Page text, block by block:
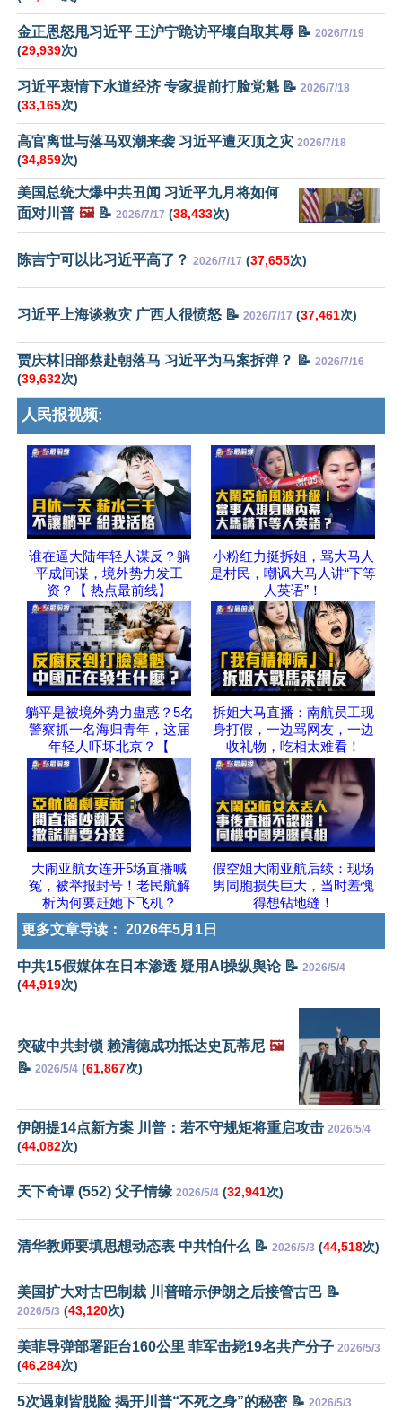
金正恩怒甩习近平 王沪宁跪访平壤自取其辱 📝 2026/7/19
(29,939次)
习近平衷情下水道经济 专家提前打脸党魁 📝 2026/7/18
(33,165次)
高官离世与落马双潮来袭 习近平遭灭顶之灾 2026/7/18
(34,859次)
美国总统大爆中共丑闻 习近平九月将如何
面对川普 🖼️📝 2026/7/17 (38,433次)
陈吉宁可以比习近平高了？ 2026/7/17 (37,655次)
习近平上海谈救灾 广西人很愤怒 📝 2026/7/17 (37,461次)
贾庆林旧部蔡赴朝落马 习近平为马案拆弹？ 📝 2026/7/16
(39,632次)
人民报视频:
谁在逼大陆年轻人谋反？躺
平成间谍，境外势力发工
资？【 热点最前线】
小粉红力挺拆姐，骂大马人
是村民，嘲讽大马人讲“下等
人英语”！
躺平是被境外势力蛊惑？5名
警察抓一名海归青年，这届
年轻人吓坏北京？【
拆姐大马直播：南航员工现
身打假，一边骂网友，一边
收礼物，吃相太难看！
大闹亚航女连开5场直播喊
冤，被举报封号！老民航解
析为何要赶她下飞机？
假空姐大闹亚航后续：现场
男同胞损失巨大，当时羞愧
得想钻地缝！
更多文章导读： 2026年5月1日
中共15假媒体在日本渗透 疑用AI操纵舆论 📝 2026/5/4
(44,919次)
突破中共封锁 赖清德成功抵达史瓦蒂尼 🖼️
📝 2026/5/4 (61,867次)
伊朗提14点新方案 川普：若不守规矩将重启攻击 2026/5/4
(44,082次)
天下奇谭 (552) 父子情缘 2026/5/4 (32,941次)
清华教师要填思想动态表 中共怕什么 📝 2026/5/3 (44,518次)
美国扩大对古巴制裁 川普暗示伊朗之后接管古巴 📝
2026/5/3 (43,120次)
美菲导弹部署距台160公里 菲军击毙19名共产分子 2026/5/3
(46,284次)
5次遇刺皆脱险 揭开川普“不死之身”的秘密 📝 2026/5/3